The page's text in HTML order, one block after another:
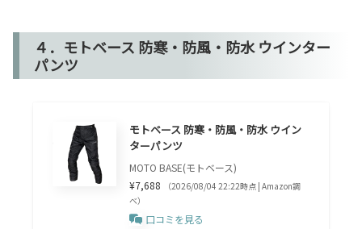
４．モトベース 防寒・防風・防水 ウインター
パンツ
モトベース 防寒・防風・防水 ウイン
ターパンツ
MOTO BASE(モトベース)
¥7,688
（2026/08/04 22:22時点 | Amazon調
べ）
口コミを見る